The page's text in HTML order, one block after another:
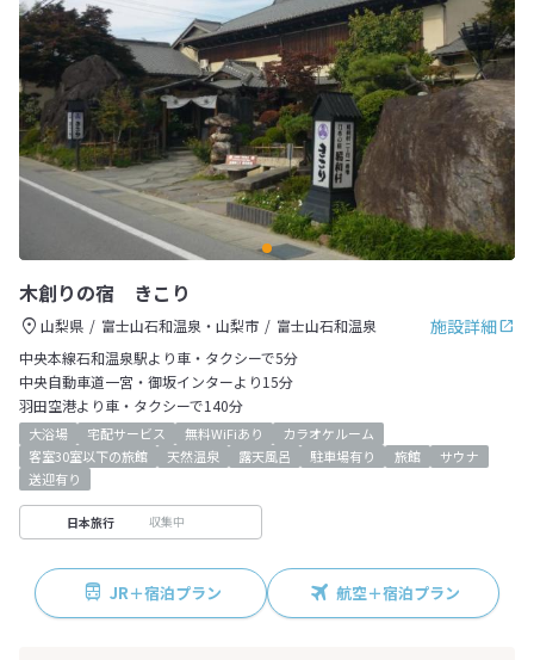
木創りの宿 きこり
施設詳細
山梨県 富士山石和温泉・山梨市
富士山石和温泉
中央本線石和温泉駅より車・タクシーで5分
中央自動車道一宮・御坂インターより15分
羽田空港より車・タクシーで140分
大浴場 宅配サービス 無料WiFiあり
カラオケルーム
客室30室以下の旅館
天然温泉 露天風呂 駐車場有り 旅館
サウナ
送迎有り
日本旅行 収集中
JR＋宿泊プラン 航空＋宿泊プラン